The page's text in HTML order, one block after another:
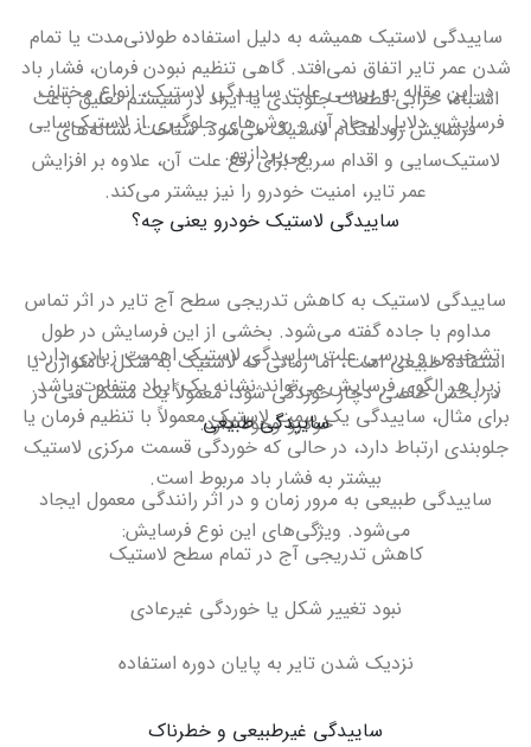
ساییدگی لاستیک همیشه به دلیل استفاده طولانی‌مدت یا تمام
شدن عمر تایر اتفاق نمی‌افتد. گاهی تنظیم نبودن فرمان، فشار باد
اشتباه، خرابی قطعات جلوبندی یا ایراد در سیستم تعلیق باعث
فرسایش زودهنگام لاستیک می‌شود. شناخت نشانه‌های
لاستیک‌سایی و اقدام سریع برای رفع علت آن، علاوه بر افزایش
عمر تایر، امنیت خودرو را نیز بیشتر می‌کند.
در این مقاله به بررسی علت ساییدگی لاستیک، انواع مختلف
فرسایش، دلایل ایجاد آن و روش‌های جلوگیری از لاستیک‌سایی
می‌پردازیم.
ساییدگی لاستیک خودرو یعنی چه؟
ساییدگی لاستیک به کاهش تدریجی سطح آج تایر در اثر تماس
مداوم با جاده گفته می‌شود. بخشی از این فرسایش در طول
استفاده طبیعی است، اما زمانی که لاستیک به شکل نامتوازن یا
در بخش خاصی دچار خوردگی شود، معمولاً یک مشکل فنی در
خودرو وجود دارد.
تشخیص و بررسی علت ساییدگی لاستیک اهمیت زیادی دارد،
زیرا هر الگوی فرسایش می‌تواند نشانه یک ایراد متفاوت باشد.
برای مثال، ساییدگی یک سمت لاستیک معمولاً با تنظیم فرمان یا
جلوبندی ارتباط دارد، در حالی که خوردگی قسمت مرکزی لاستیک
بیشتر به فشار باد مربوط است.
ساییدگی طبیعی
ساییدگی طبیعی به مرور زمان و در اثر رانندگی معمول ایجاد
می‌شود. ویژگی‌های این نوع فرسایش:
کاهش تدریجی آج در تمام سطح لاستیک
نبود تغییر شکل یا خوردگی غیرعادی
نزدیک شدن تایر به پایان دوره استفاده
ساییدگی غیرطبیعی و خطرناک